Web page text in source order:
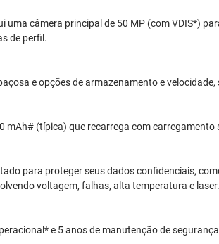
uma câmera principal de 50 MP (com VDIS*)
de perfil.
e opções de armazenamento e
(típica) que recarrega com
para proteger seus dados confidenciais,
voltagem, falhas, alta temperatura e laser.
e 5 anos de manutenção de